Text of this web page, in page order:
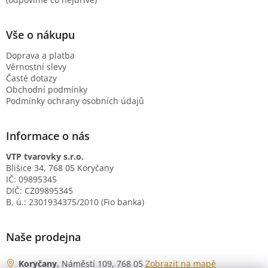
Vše o nákupu
Doprava a platba
Věrnostní slevy
Časté dotazy
Obchodní podmínky
Podmínky ochrany osobních údajů
Informace o nás
VTP tvarovky s.r.o.
Blišice 34, 768 05 Koryčany
IČ: 09895345
DIČ: CZ09895345
B. ú.: 2301934375/2010 (Fio banka)
Naše prodejna
Koryčany, Náměstí 109, 768 05 Zobrazit na mapě